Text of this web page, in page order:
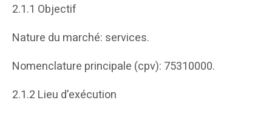
2.1.1 Objectif
Nature du marché: services.
Nomenclature principale (cpv): 75310000.
2.1.2 Lieu d’exécution